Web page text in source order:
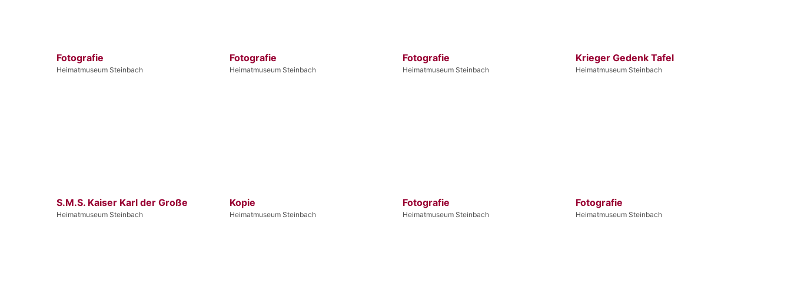
Fotografie
Heimatmuseum Steinbach
Fotografie
Heimatmuseum Steinbach
Fotografie
Heimatmuseum Steinbach
Krieger Gedenk Tafel
Heimatmuseum Steinbach
S.M.S. Kaiser Karl der Große
Heimatmuseum Steinbach
Kopie
Heimatmuseum Steinbach
Fotografie
Heimatmuseum Steinbach
Fotografie
Heimatmuseum Steinbach